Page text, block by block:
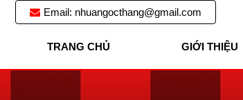
Email: nhuangocthang@gmail.com
TRANG CHỦ GIỚI THIỆU